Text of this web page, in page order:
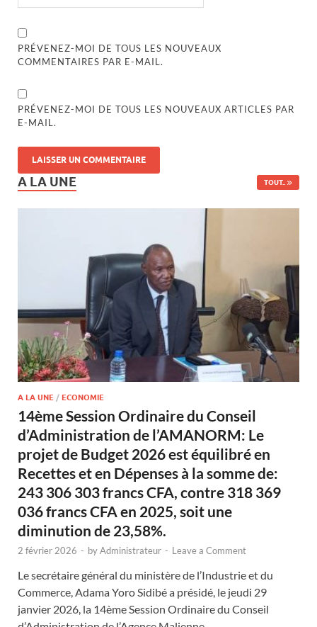
PRÉVENEZ-MOI DE TOUS LES NOUVEAUX
COMMENTAIRES PAR E-MAIL.
PRÉVENEZ-MOI DE TOUS LES NOUVEAUX ARTICLES PAR
E-MAIL.
A LA UNE TOUT..
A LA UNE / ECONOMIE
14ème Session Ordinaire du Conseil
d’Administration de l’AMANORM: Le
projet de Budget 2026 est équilibré en
Recettes et en Dépenses à la somme de:
243 306 303 francs CFA, contre 318 369
036 francs CFA en 2025, soit une
diminution de 23,58%.
2 février 2026 - byAdministrateur - Leave a Comment
Le secrétaire général du ministère de l’Industrie et du
Commerce, Adama Yoro Sidibé a présidé, le jeudi 29
janvier 2026, la 14ème Session Ordinaire du Conseil